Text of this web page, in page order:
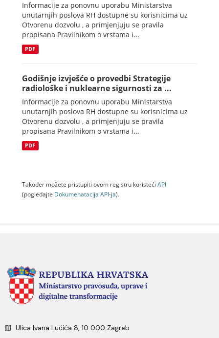
Informacije za ponovnu uporabu Ministarstva
unutarnjih poslova RH dostupne su korisnicima uz
Otvorenu dozvolu , a primjenjuju se pravila
propisana Pravilnikom o vrstama i...
PDF
Godišnje izvješće o provedbi Strategije
radiološke i nuklearne sigurnosti za ...
Informacije za ponovnu uporabu Ministarstva
unutarnjih poslova RH dostupne su korisnicima uz
Otvorenu dozvolu , a primjenjuju se pravila
propisana Pravilnikom o vrstama i...
PDF
Također možete pristupiti ovom registru koristeći API
(pogledajte Dokumenаtаcijа API-jа).